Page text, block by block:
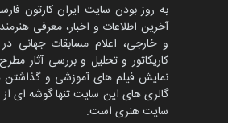
به روز بودن سایت ایران کارتون
آخرین اطلاعات و اخبار، معرفی
و خارجی، اعلام مسابقات جهانی
کاریکاتور و تحلیل و بررسی آثار
نمایش فیلم های آموزشی و گذاشتن
گالری های این سایت تنها گوشه ای
سایت هنری است.